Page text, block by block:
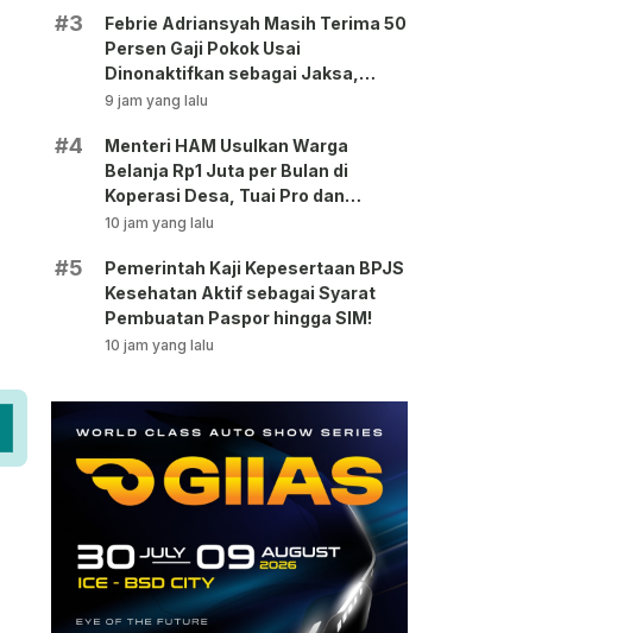
#3
Febrie Adriansyah Masih Terima 50
Persen Gaji Pokok Usai
Dinonaktifkan sebagai Jaksa,
Tunjangan ASN Dihentikan!
9 jam yang lalu
#4
Menteri HAM Usulkan Warga
Belanja Rp1 Juta per Bulan di
Koperasi Desa, Tuai Pro dan
Kontra!
10 jam yang lalu
#5
Pemerintah Kaji Kepesertaan BPJS
Kesehatan Aktif sebagai Syarat
Pembuatan Paspor hingga SIM!
10 jam yang lalu